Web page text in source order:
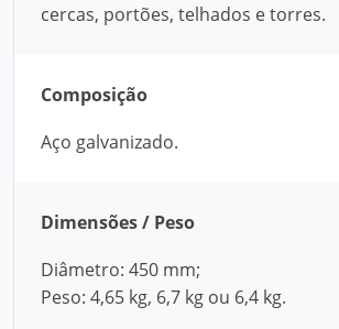
cercas, portões, telhados e torres.
Composição
Aço galvanizado.
Dimensões / Peso
Diâmetro: 450 mm;
Peso: 4,65 kg, 6,7 kg ou 6,4 kg.